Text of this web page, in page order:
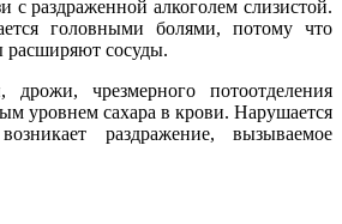
с раздраженной алкоголем слизистой.
головными болями, потому что
расширяют сосуды.
дрожи, чрезмерного потоотделения
уровнем сахара в крови. Нарушается
раздражение, вызываемое